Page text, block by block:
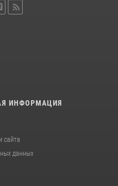
ИНФОРМАЦИЯ
сайта
данных